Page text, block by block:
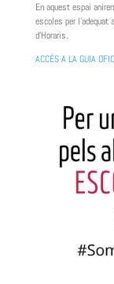
En aquest espai
escoles per
d’Horaris.
ACCÉS A LA GUIA